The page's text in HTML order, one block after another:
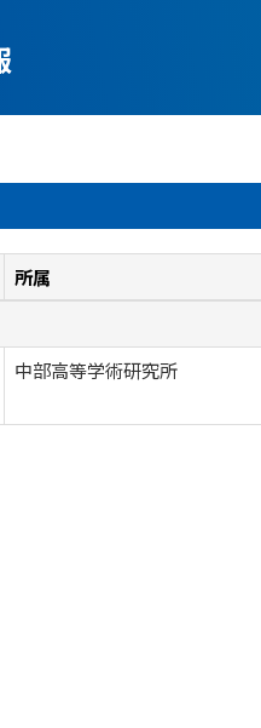
所属
中部高等学術研究所